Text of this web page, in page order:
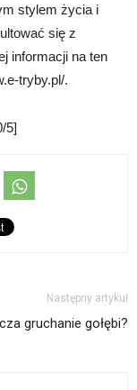
stylem życia i
się z
informacji na ten
tryby.pl/.
5]
Następny artykuł
gruchanie gołębi?